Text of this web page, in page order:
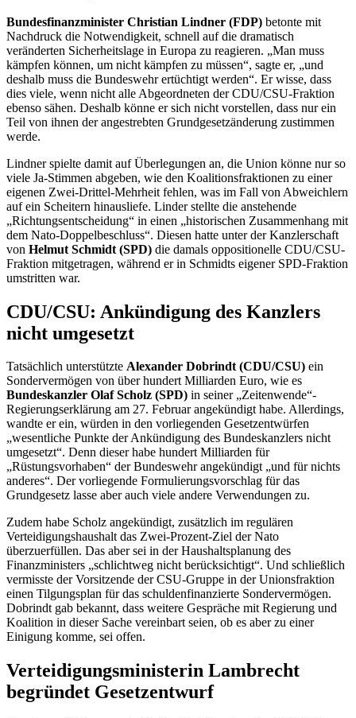
Bundesfinanzminister Christian Lindner (FDP) betonte mit
Nachdruck die Notwendigkeit, schnell auf die dramatisch
veränderten Sicherheitslage in Europa zu reagieren. „Man muss
kämpfen können, um nicht kämpfen zu müssen“, sagte er, „und
deshalb muss die Bundeswehr ertüchtigt werden“. Er wisse, dass
dies viele, wenn nicht alle Abgeordneten der CDU/CSU-Fraktion
ebenso sähen. Deshalb könne er sich nicht vorstellen, dass nur ein
Teil von ihnen der angestrebten Grundgesetzänderung zustimmen
werde.
Lindner spielte damit auf Überlegungen an, die Union könne nur so
viele Ja-Stimmen abgeben, wie den Koalitionsfraktionen zu einer
eigenen Zwei-Drittel-Mehrheit fehlen, was im Fall von Abweichlern
auf ein Scheitern hinausliefe. Linder stellte die anstehende
„Richtungsentscheidung“ in einen „historischen Zusammenhang mit
dem Nato-Doppelbeschluss“. Diesen hatte unter der Kanzlerschaft
von Helmut Schmidt (SPD) die damals oppositionelle CDU/CSU-
Fraktion mitgetragen, während er in Schmidts eigener SPD-Fraktion
umstritten war.
CDU/CSU: Ankündigung des Kanzlers
nicht umgesetzt
Tatsächlich unterstützte Alexander Dobrindt (CDU/CSU) ein
Sondervermögen von über hundert Milliarden Euro, wie es
Bundeskanzler Olaf Scholz (SPD) in seiner „Zeitenwende“-
Regierungserklärung am 27. Februar angekündigt habe. Allerdings,
wandte er ein, würden in den vorliegenden Gesetzentwürfen
„wesentliche Punkte der Ankündigung des Bundeskanzlers nicht
umgesetzt“. Denn dieser habe hundert Milliarden für
„Rüstungsvorhaben“ der Bundeswehr angekündigt „und für nichts
anderes“. Der vorliegende Formulierungsvorschlag für das
Grundgesetz lasse aber auch viele andere Verwendungen zu.
Zudem habe Scholz angekündigt, zusätzlich im regulären
Verteidigungshaushalt das Zwei-Prozent-Ziel der Nato
überzuerfüllen. Das aber sei in der Haushaltsplanung des
Finanzministers „schlichtweg nicht berücksichtigt“. Und schließlich
vermisste der Vorsitzende der CSU-Gruppe in der Unionsfraktion
einen Tilgungsplan für das schuldenfinanzierte Sondervermögen.
Dobrindt gab bekannt, dass weitere Gespräche mit Regierung und
Koalition in dieser Sache vereinbart seien, ob es aber zu einer
Einigung komme, sei offen.
Verteidigungsministerin Lambrecht
begründet Gesetzentwurf